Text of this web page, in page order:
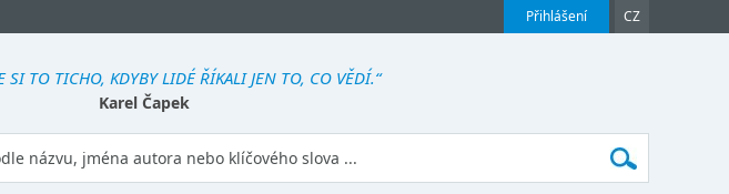
Přihlášení CZ
SI TO TICHO, KDYBY LIDÉ ŘÍKALI JEN TO, CO VĚDÍ.“
Karel Čapek